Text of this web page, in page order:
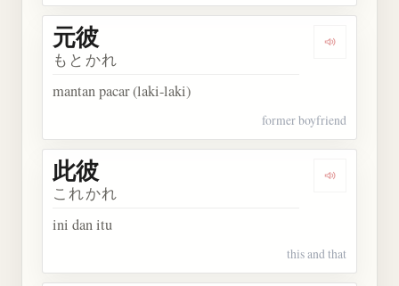
Dengarkan
元彼
もとかれ
mantan pacar (laki-laki)
former boyfriend
Dengarkan
此彼
これかれ
ini dan itu
this and that